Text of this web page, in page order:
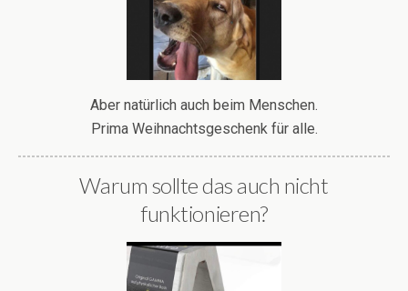
Aber natürlich auch beim Menschen.
Prima Weihnachtsgeschenk für alle.
Warum sollte das auch nicht
funktionieren?